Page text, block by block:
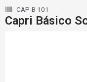
CAP-B 101
Capri Básico